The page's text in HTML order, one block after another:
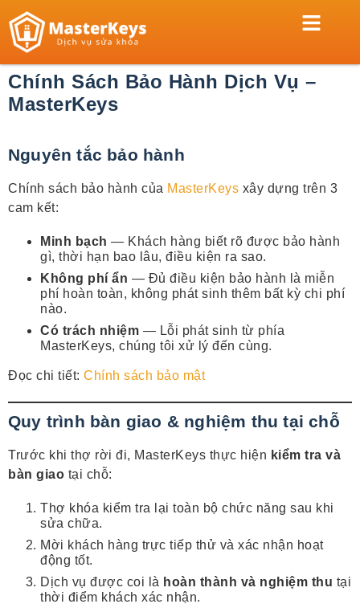
Chính Sách Bảo Hành Dịch Vụ –
MasterKeys
Nguyên tắc bảo hành
Chính sách bảo hành của MasterKeys xây dựng trên 3
cam kết:
Minh bạch — Khách hàng biết rõ được bảo hành
gì, thời hạn bao lâu, điều kiện ra sao.
Không phí ẩn — Đủ điều kiện bảo hành là miễn
phí hoàn toàn, không phát sinh thêm bất kỳ chi phí
nào.
Có trách nhiệm — Lỗi phát sinh từ phía
MasterKeys, chúng tôi xử lý đến cùng.
Đọc chi tiết: Chính sách bảo mật
Quy trình bàn giao & nghiệm thu tại chỗ
Trước khi thợ rời đi, MasterKeys thực hiện kiểm tra và
bàn giao tại chỗ:
Thợ khóa kiểm tra lại toàn bộ chức năng sau khi
sửa chữa.
Mời khách hàng trực tiếp thử và xác nhận hoạt
động tốt.
Dịch vụ được coi là hoàn thành và nghiệm thu tại
thời điểm khách xác nhận.